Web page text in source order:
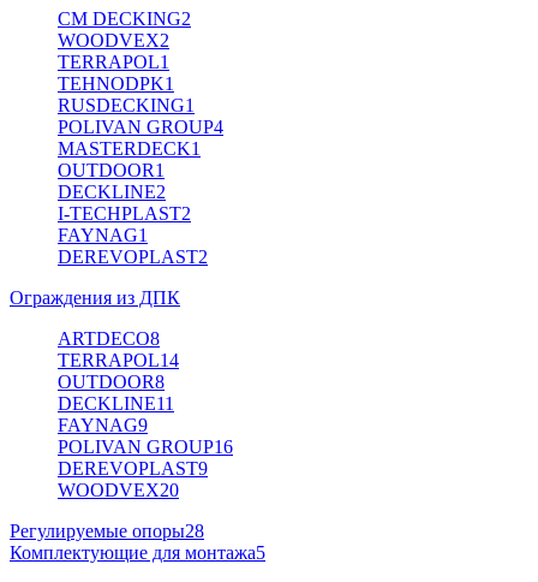
CM DECKING2
WOODVEX2
TERRAPOL1
TEHNODPK1
RUSDECKING1
POLIVAN GROUP4
MASTERDECK1
OUTDOOR1
DECKLINE2
I-TECHPLAST2
FAYNAG1
DEREVOPLAST2
Ограждения из ДПК
ARTDECO8
TERRAPOL14
OUTDOOR8
DECKLINE11
FAYNAG9
POLIVAN GROUP16
DEREVOPLAST9
WOODVEX20
Регулируемые опоры28
Комплектующие для монтажа5